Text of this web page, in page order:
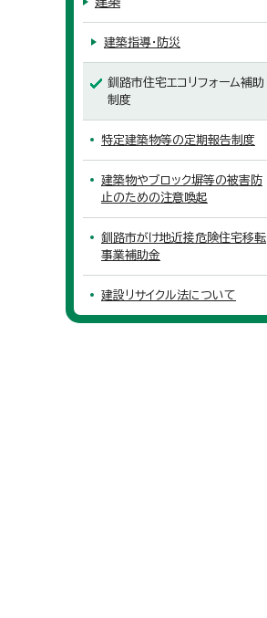
建築指導・防災
釧路市住宅エコリフォーム補助
制度
特定建築物等の定期報告制度
建築物やブロック塀等の被害防
止のための注意喚起
釧路市がけ地近接危険住宅移転
事業補助金
建設リサイクル法について